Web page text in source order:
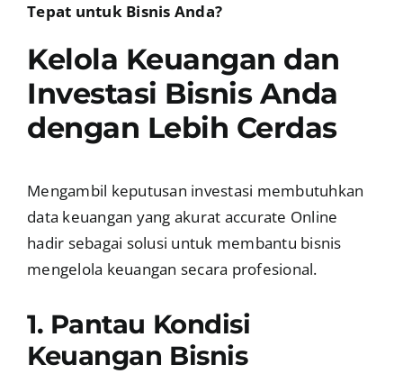
Tepat untuk Bisnis Anda?
Kelola Keuangan dan
Investasi Bisnis Anda
dengan Lebih Cerdas
Mengambil keputusan investasi membutuhkan
data keuangan yang akurat accurate Online
hadir sebagai solusi untuk membantu bisnis
mengelola keuangan secara profesional.
1. Pantau Kondisi
Keuangan Bisnis